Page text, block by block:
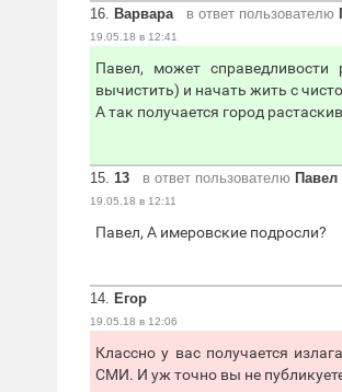
16. Варвара в ответ пользователю
19.05.18 в 12:41
Павел, может справедливости
вычистить) и начать жить с
А так получается город
15. 13 в ответ пользователю Павел
19.05.18 в 12:11
Павел, А имеровские подросли?
14. Егор
19.05.18 в 12:06
Классно у вас получается
СМИ. И уж точно вы не